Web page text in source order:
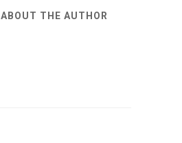
ABOUT THE AUTHOR